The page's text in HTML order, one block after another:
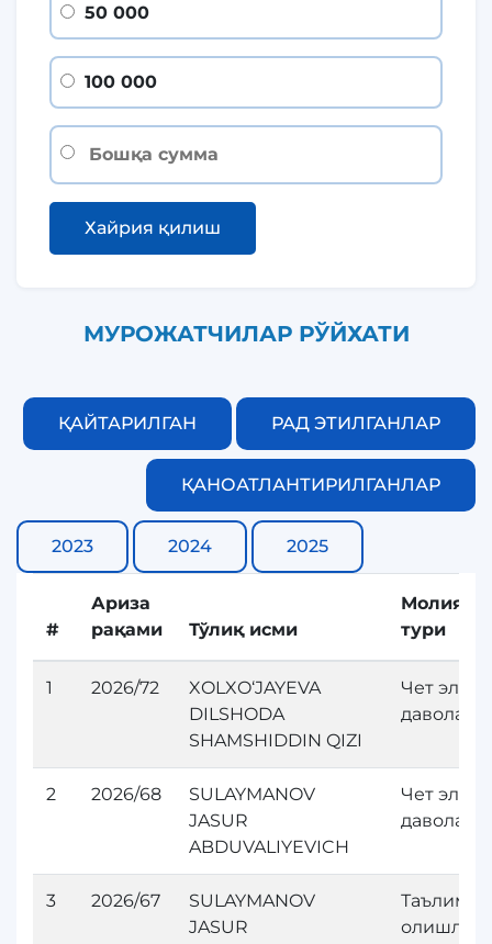
50 000
100 000
Хайрия қилиш
МУРОЖАТЧИЛАР РЎЙХАТИ
ҚАЙТАРИЛГАН РАД ЭТИЛГАНЛАР
ҚАНОАТЛАНТИРИЛГАНЛАР
2023 2024 2025
#
Ариза
рақами
Тўлиқ исми
тури
1 2026/72
XOLXO‘JAYEVA
DILSHODA
SHAMSHIDDIN QIZI
Чет элда
2 2026/68
SULAYMANOV
JASUR
ABDUVALIYEVICH
Чет элда
3 2026/67
SULAYMANOV
JASUR
Таълим